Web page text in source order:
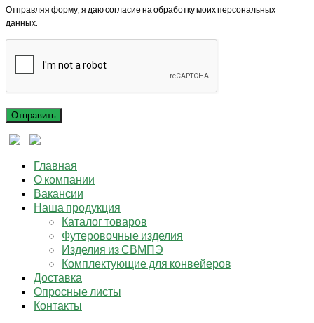
Отправляя форму, я даю согласие на обработку моих персональных
данных.
Главная
О компании
Вакансии
Наша продукция
Каталог товаров
Футеровочные изделия
Изделия из СВМПЭ
Комплектующие для конвейеров
Доставка
Опросные листы
Контакты